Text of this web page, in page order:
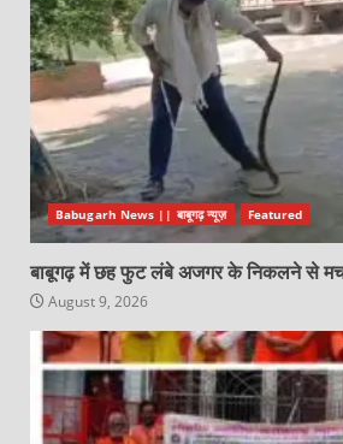
Babugarh News || बाबूगढ़ न्यूज़ Featured
बाबूगढ़ में छह फुट लंबे अजगर के निकलने से
August 9, 2026